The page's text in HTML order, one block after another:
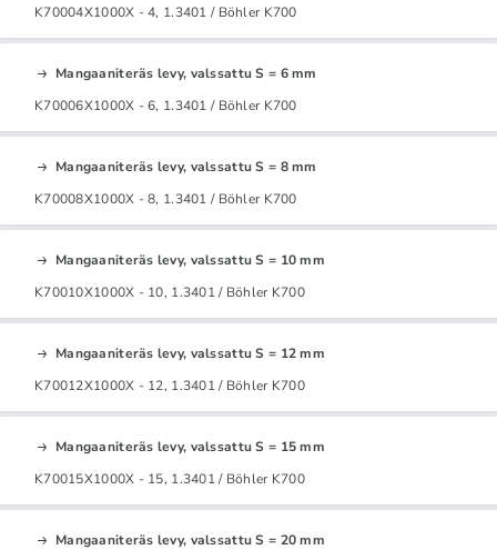
K70004X1000X - 4, 1.3401 / Böhler K700
Mangaaniteräs levy, valssattu S = 6 mm
K70006X1000X - 6, 1.3401 / Böhler K700
Mangaaniteräs levy, valssattu S = 8 mm
K70008X1000X - 8, 1.3401 / Böhler K700
Mangaaniteräs levy, valssattu S = 10 mm
K70010X1000X - 10, 1.3401 / Böhler K700
Mangaaniteräs levy, valssattu S = 12 mm
K70012X1000X - 12, 1.3401 / Böhler K700
Mangaaniteräs levy, valssattu S = 15 mm
K70015X1000X - 15, 1.3401 / Böhler K700
Mangaaniteräs levy, valssattu S = 20 mm